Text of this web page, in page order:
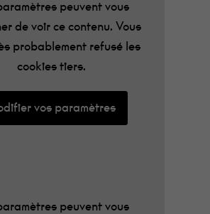
tant chaque live est une
survoltée, avec des
haut en couleurs qui
Préparez-vous à
à vous marrer, on est dans du
peuvent vous
peuvent vous
de voir ce contenu. Vous
probablement refusé les
cookies tiers.
vos paramètres